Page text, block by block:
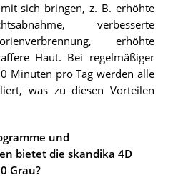
sich bringen, z. B. erhöhte
verbesserte
erhöhte
Haut. Bei regelmäßiger
Minuten pro Tag werden alle
was zu diesen Vorteilen
und
bietet die skandika 4D
Grau?